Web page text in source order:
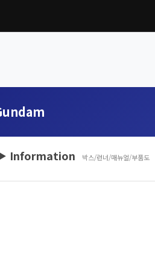
Information 박스/런너/매뉴얼/부품도